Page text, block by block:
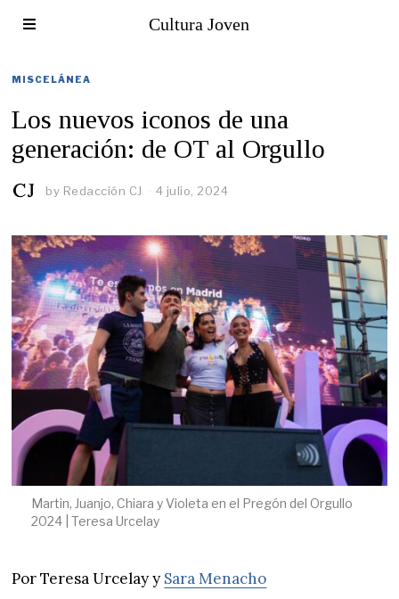
Cultura Joven
MISCELÁNEA
Los nuevos iconos de una
generación: de OT al Orgullo
by Redacción CJ 4 julio, 2024
Martin, Juanjo, Chiara y Violeta en el Pregón del Orgullo
2024 | Teresa Urcelay
Por Teresa Urcelay y Sara Menacho